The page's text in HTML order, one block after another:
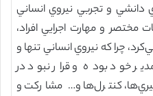
دانشي و تجربي نيروي انساني
و مهارت اجرايي افراد،
چرا كه نيروي انساني تنها و
خود بوده و قرار نبود در
كنترل‌ها و… مشاركت و